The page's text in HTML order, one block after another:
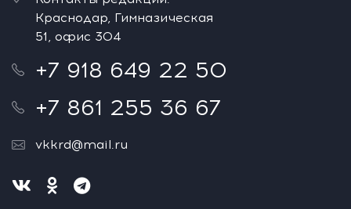
Краснодар, Гимназическая
51, офис 304
+7 918 649 22 50
+7 861 255 36 67
vkkrd@mail.ru